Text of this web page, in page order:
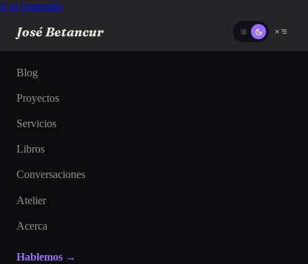
Ir al contenido
José Betancur
Blog
Proyectos
Servicios
Libros
Conversaciones
Atelier
Acerca
Hablemos →